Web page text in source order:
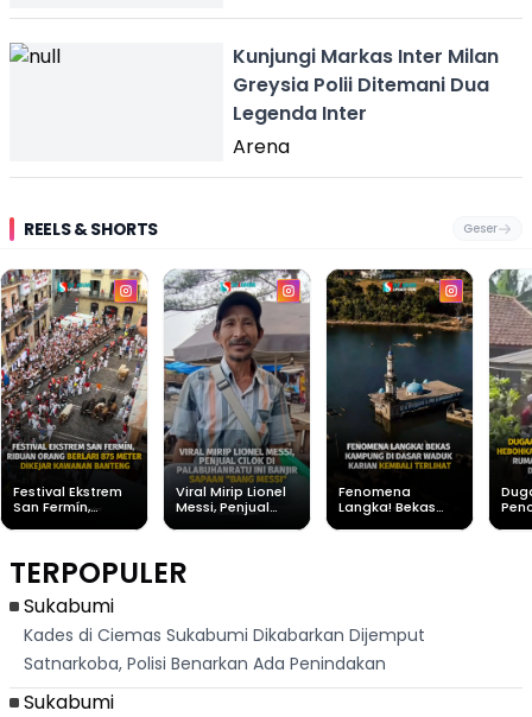
Kunjungi Markas Inter Milan
Greysia Polii Ditemani Dua
Legenda Inter
Arena
REELS & SHORTS Geser
Festival Ekstrem
San Fermín,
Banteng
Viral Mirip Lionel
Messi, Penjual
"Bang Messi"
Fenomena
Langka! Bekas
TERPOPULER
Sukabumi
Kades di Ciemas Sukabumi Dikabarkan Dijemput
Satnarkoba, Polisi Benarkan Ada Penindakan
Sukabumi